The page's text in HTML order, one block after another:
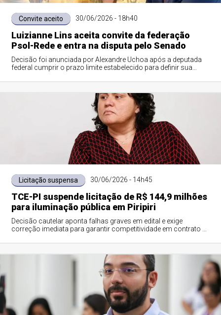
Convite aceito 30/06/2026 - 18h40
Luizianne Lins aceita convite da federação
Psol-Rede e entra na disputa pelo Senado
Decisão foi anunciada por Alexandre Uchoa após a deputada
federal cumprir o prazo limite estabelecido para definir sua
Licitação suspensa 30/06/2026 - 14h45
TCE-PI suspende licitação de R$ 144,9 milhões
para iluminação pública em Piripiri
Decisão cautelar aponta falhas graves em edital e exige
correção imediata para garantir competitividade em contrato de